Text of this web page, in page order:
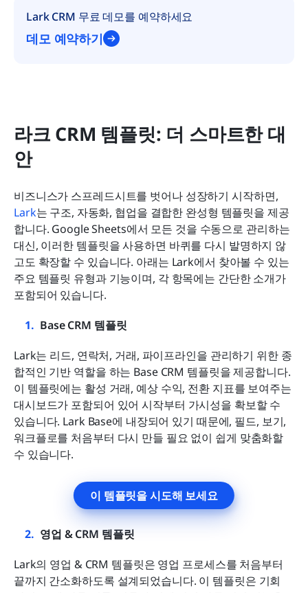
Lark CRM 무료 데모를 예약하세요
데모 예약하기
라크 CRM 템플릿: 더 스마트한 대
안
Lark는 구조, 자동화, 협업을 결합한 완성형 템플릿을 제공
합니다. Google Sheets에서 모든 것을 수동으로 관리하는
대신, 이러한 템플릿을 사용하면 바퀴를 다시 발명하지 않
고도 확장할 수 있습니다. 아래는 Lark에서 찾아볼 수 있는
주요 템플릿 유형과 기능이며, 각 항목에는 간단한 소개가
포함되어 있습니다.
Base CRM 템플릿
Lark는 리드, 연락처, 거래, 파이프라인을 관리하기 위한 종
합적인 기반 역할을 하는 Base CRM 템플릿을 제공합니다.
이 템플릿에는 활성 거래, 예상 수익, 전환 지표를 보여주는
대시보드가 포함되어 있어 시작부터 가시성을 확보할 수
있습니다. Lark Base에 내장되어 있기 때문에, 필드, 보기,
워크플로를 처음부터 다시 만들 필요 없이 쉽게 맞춤화할
수 있습니다.
이 템플릿을 시도해 보세요
영업 & CRM 템플릿
Lark의 영업 & CRM 템플릿은 영업 프로세스를 처음부터
끝까지 간소화하도록 설계되었습니다. 이 템플릿은 기회